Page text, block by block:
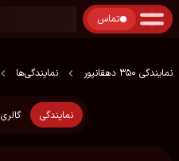
تماس
نمایندگی 350 دهقانپور نمایندگی‌ها
نمایندگی گالری